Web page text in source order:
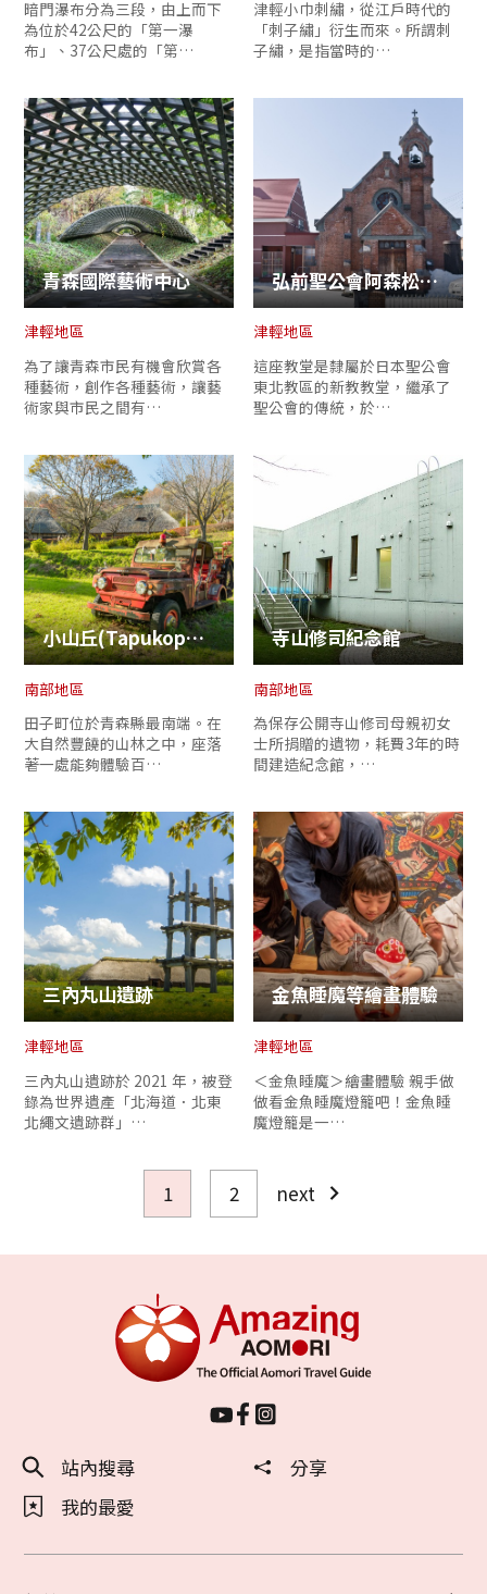
暗門瀑布分為三段，由上而下
為位於42公尺的「第一瀑
布」、37公尺處的「第…
津輕小巾刺繡，從江戶時代的
「刺子繡」衍生而來。所謂刺
子繡，是指當時的…
青森國際藝術中心
津輕地區
為了讓青森市民有機會欣賞各
種藝術，創作各種藝術，讓藝
術家與市民之間有…
弘前聖公會阿森松教堂
津輕地區
這座教堂是隸屬於日本聖公會
東北教區的新教教堂，繼承了
聖公會的傳統，於…
小山丘(Tapukopu)創遊村
南部地區
田子町位於青森縣最南端。在
大自然豐饒的山林之中，座落
著一處能夠體驗百…
寺山修司紀念館
南部地區
為保存公開寺山修司母親初女
士所捐贈的遺物，耗費3年的時
間建造紀念館，…
三內丸山遺跡
津輕地區
三內丸山遺跡於 2021 年，被登
錄為世界遺產「北海道．北東
北繩文遺跡群」…
金魚睡魔等繪畫體驗
津輕地區
＜金魚睡魔＞繪畫體驗 親手做
做看金魚睡魔燈籠吧！金魚睡
魔燈籠是一…
1 2 next
站內搜尋
分享
我的最愛